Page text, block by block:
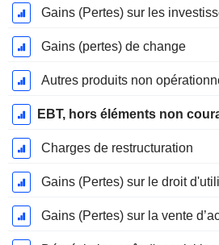
Gains (pertes) de change
Autres produits non
EBT, hors éléments non
Charges de restructuration
Gains (Pertes) sur le droit
Gains (Pertes) sur la vente